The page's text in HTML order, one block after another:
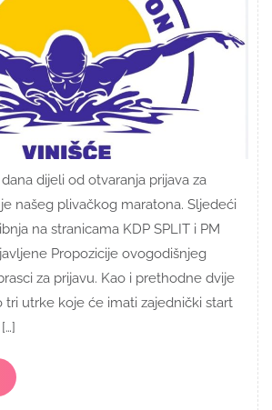
dijeli od otvaranja prijava za
našeg plivačkog maratona. Sljedeći
na stranicama KDP SPLIT i PM
Propozicije ovogodišnjeg
za prijavu. Kao i prethodne dvije
utrke koje će imati zajednički start
Read